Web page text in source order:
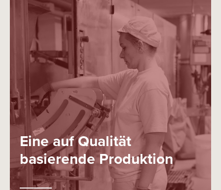
Eine auf Qualität
basierende Produktion